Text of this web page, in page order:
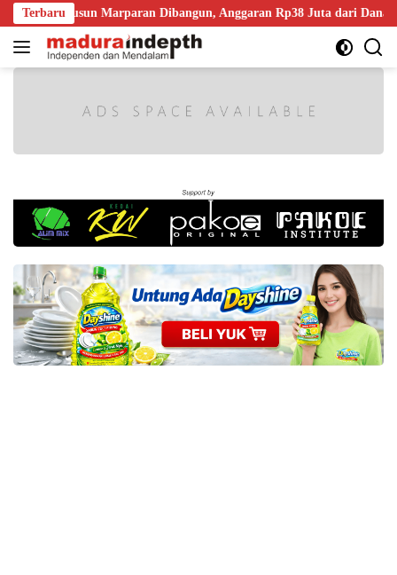
Langsung
ke
konten
Terbaru
Dusun Marparan Dibangun, Anggaran Rp38 Juta dari Dana Desa